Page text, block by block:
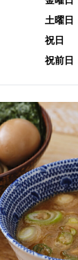
土曜日
祝日
祝前日